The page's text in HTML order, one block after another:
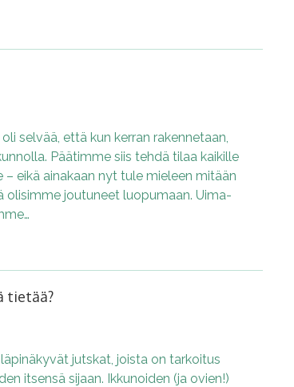
selvää, että kun kerran rakennetaan,
Päätimme siis tehdä tilaa kaikille
eikä ainakaan nyt tule mieleen mitään
olisimme joutuneet luopumaan. Uima-
tietää?
läpinäkyvät jutskat, joista on tarkoitus
itsensä sijaan. Ikkunoiden (ja ovien!)